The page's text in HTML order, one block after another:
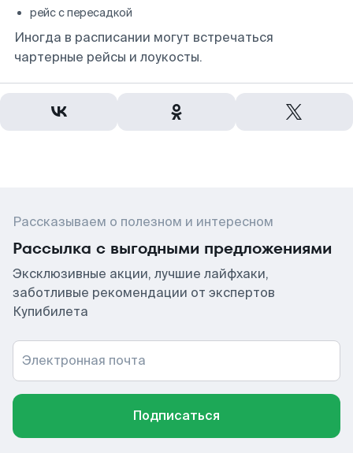
рейс с пересадкой
Иногда в расписании могут встречаться
чартерные рейсы и лоукосты.
Рассказываем о полезном и интересном
Рассылка с выгодными предложениями
Эксклюзивные акции, лучшие лайфхаки,
заботливые рекомендации от экспертов
Купибилета
Электронная почта
Подписаться